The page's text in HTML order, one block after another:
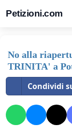
Petizioni.com
No alla
TRINITA' a
Condividi